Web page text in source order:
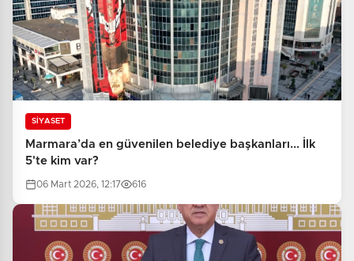
SİYASET
Marmara’da en güvenilen belediye başkanları... İlk
5'te kim var?
06 Mart 2026, 12:17 616